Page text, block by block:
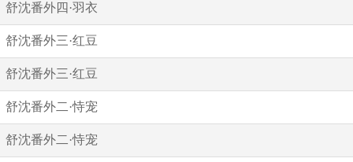
舒沈番外四·羽衣
舒沈番外三·红豆
舒沈番外三·红豆
舒沈番外二·恃宠
舒沈番外二·恃宠